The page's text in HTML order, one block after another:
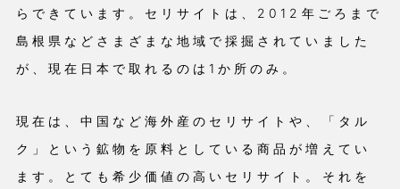
らできています。セリサイトは、2012年ごろまで
島根県などさまざまな地域で採掘されていました
が、現在日本で取れるのは1か所のみ。
現在は、中国など海外産のセリサイトや、「タル
ク」という鉱物を原料としている商品が増えてい
ます。とても希少価値の高いセリサイト。それを